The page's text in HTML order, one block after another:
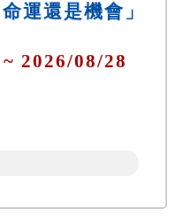
運還是機會」
2026/08/28